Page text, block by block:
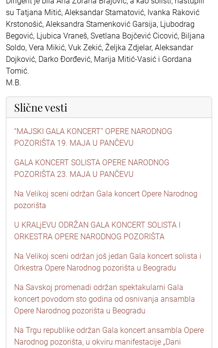
su Tatjana Mitić, Aleksandar Stamatović, Ivanka Raković
Krstonošić, Aleksandra Stamenković Garsija, Ljubodrag
Begović, Ljubica Vraneš, Svetlana Bojčević Cicović, Biljana
Soldo, Vera Mikić, Vuk Zekić, Željka Zdjelar, Aleksandar
Dojković, Darko Đorđević, Marija Mitić-Vasić i Gordana
Tomić.
M.B.
Slične vesti
“MAJSKI GALA KONCERT” OPERE NARODNOG
POZORIŠTA 19. MAJA U PANČEVU
GALA KONCERT SOLISTA OPERE NARODNOG
POZORIŠTA 23. MAJA U PANČEVU
Na Velikoj sceni održan Gala koncert Opere Narodnog
pozorišta
U KRALjEVU ODRŽAN GALA KONCERT SOLISTA I
ORKESTRA OPERE NARODNOG POZORIŠTA
Na Velikoj sceni održan još jedan Gala koncert solista i
Orkestra Opere Narodnog pozorišta u Beogradu
Na Savskoj promenadi održan spektakularni Gala
koncert povodom sto godina od osnivanja ansambla
Opere Narodnog pozorišta u Beogradu
Na Trgu republike održan Gala koncert ansambla Opere
Narodnog pozorišta, u okviru manifestacije „Dani